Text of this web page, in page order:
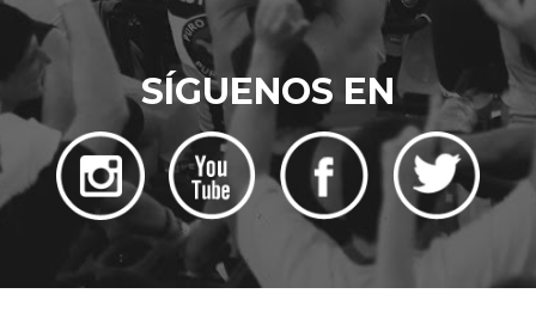
SÍGUENOS EN